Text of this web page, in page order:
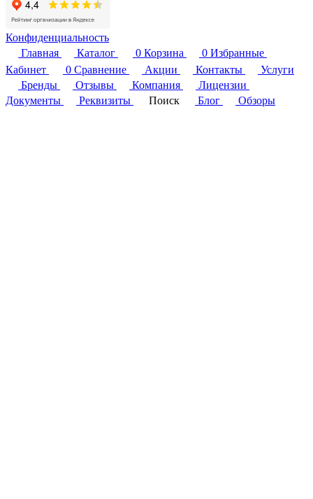
Конфиденциальность
Главная
Каталог 0 Корзина 0 Избранные
Кабинет
0 Сравнение Акции Контакты
Услуги
Бренды
Отзывы Компания
Лицензии
Документы
Реквизиты Поиск Блог Обзоры